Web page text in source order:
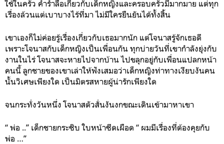
ใช้ในครัว คำร่ำลือเกี่ยวกับเด็กหญิงและครอบครัวมีมากมาย แต่ทุก
เรื่องล้วนแต่เบาบางไร้ที่มา ไม่มีใครยืนยันได้ทั้งสิ้น
เขาเองก็ไม่ค่อยรู้เรื่องเกี่ยวกับเธอมากนัก แต่โจนาสรู้จักเธอดี
เพราะโจนาสกับเด็กหญิงเป็นเพื่อนกัน ทุกบ่ายวันที่เขากำลังยุ่งกับ
งานในไร่ โจนาสจะหายไปจากบ้าน ไปขลุกอยู่กับเพื่อนแปลกหน้า
คนนี้ ลูกชายของเขาเล่าให้ฟังเสมอว่าเด็กหญิงท่าทางเงียบงันคน
นั้นวิเศษเพียงใด เป็นมิตรสหายผู้น่ารักเพียงใด
จนกระทั่งวันหนึ่ง โจนาสตัวสั่นงันงกขณะเดินเข้ามาหาเขา
“ พ่อ ..” เด็กชายกระซิบ ใบหน้าซีดเผือด “ ผมมีเรื่องที่ต้องคุยกับ
พ่อ …”